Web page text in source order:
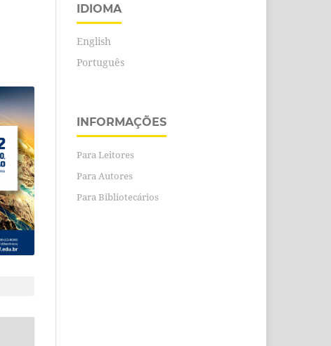
IDIOMA
English
Português
INFORMAÇÕES
Para Leitores
Para Autores
Para Bibliotecários